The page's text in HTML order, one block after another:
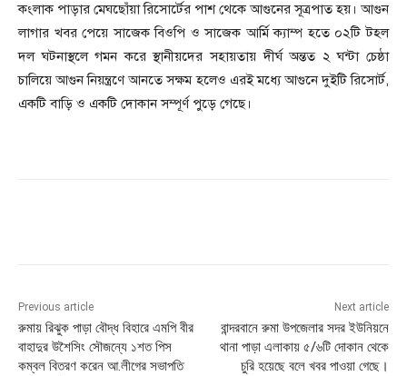
কংলাক পাড়ার মেঘছোঁয়া রিসোর্টের পাশ থেকে আগুনের সূত্রপাত হয়। আগুন
লাগার খবর পেয়ে সাজেক বিওপি ও সাজেক আর্মি ক্যাম্প হতে ০২টি টহল
দল ঘটনাস্থলে গমন করে স্থানীয়দের সহায়তায় দীর্ঘ অন্তত ২ ঘন্টা চেষ্ঠা
চালিয়ে আগুন নিয়ন্ত্রণে আনতে সক্ষম হলেও এরই মধ্যে আগুনে দুইটি রিসোর্ট,
একটি বাড়ি ও একটি দোকান সম্পূর্ণ পুড়ে গেছে।
Previous article
রুমায় রিঝুক পাড়া বৌদ্ধ বিহারে এমপি বীর
বাহাদুর উশৈসিং সৌজন্যে ১শত পিস
কম্বল বিতরণ করেন আ.লীগের সভাপতি
Next article
বান্দরবানে রুমা উপজেলার সদর ইউনিয়নে
থানা পাড়া এলাকায় ৫/৬টি দোকান থেকে
চুরি হয়েছে বলে খবর পাওয়া গেছে।